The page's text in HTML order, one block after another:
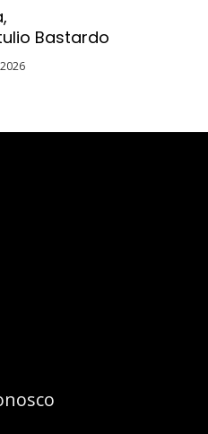
Bastardo